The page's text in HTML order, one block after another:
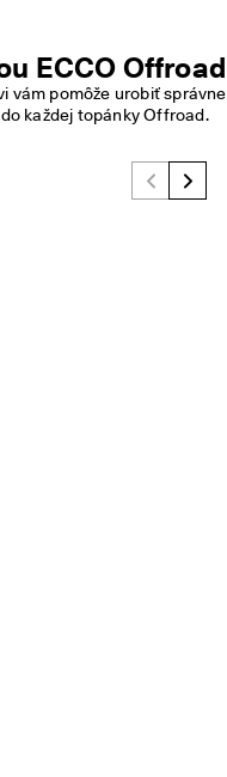
ECCO Offroad
vám pomôže urobiť správne
každej topánky Offroad.